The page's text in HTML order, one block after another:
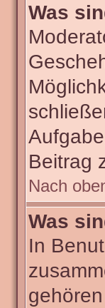
Was
Beitrag
Nach
Was
In